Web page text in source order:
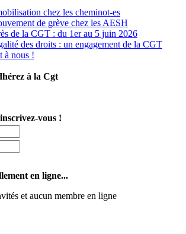
chez les cheminot-es
de grève chez les AESH
de la CGT : du 1er au 5 juin 2026
des droits : un engagement de la CGT
à nous !
à la Cgt
vous !
en ligne...
et aucun membre en ligne